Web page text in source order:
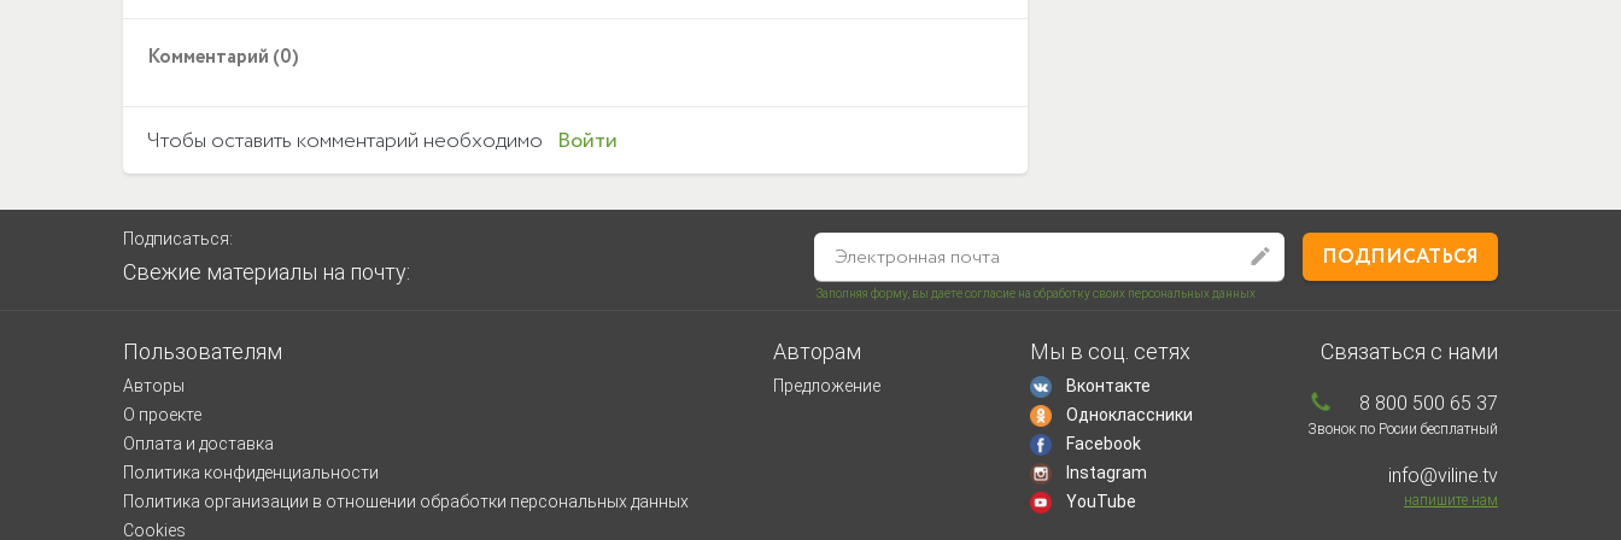
Комментарий (0)
Чтобы оставить комментарий необходимо Войти
Подписаться:
Свежие материалы на почту:
ПОДПИСАТЬСЯ
Заполняя форму, вы даете согласие на обработку своих персональных данных
Пользователям
Авторы
О проекте
Оплата и доставка
Политика конфиденциальности
Политика организации в отношении обработки персональных данных
Cookies
Авторам
Предложение
Мы в соц. сетях
Вконтакте
Одноклассники
Facebook
Instagram
YouTube
Связаться с нами
8 800 500 65 37
Звонок по Росии бесплатный
info@viline.tv
напишите нам